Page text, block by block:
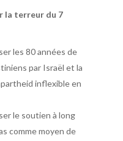
la terreur du 7
les 80 années de
par Israël et la
inflexible en
le soutien à long
comme moyen de